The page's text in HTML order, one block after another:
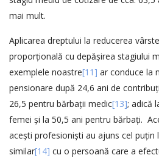
mai mult.
Aplicarea dreptului la reducerea
proporțională cu depășirea stagiului
exemplele noastre[11] ar conduce la
pensionare după 24,6 ani de
26,5 pentru bărbații medic[13]; adică
femei și la 50,5 ani pentru bărbați.
acești profesioniști au ajuns cel puțin
similar[14] cu o persoană care a